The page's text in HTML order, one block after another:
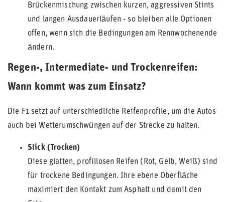
Brückenmischung zwischen kurzen, aggressiven Stints
und langen Ausdauerläufen - so bleiben alle Optionen
offen, wenn sich die Bedingungen am Rennwochenende
ändern.
Regen-, Intermediate- und Trockenreifen:
Wann kommt was zum Einsatz?
Die F1 setzt auf unterschiedliche Reifenprofile, um die Autos
auch bei Wetterumschwüngen auf der Strecke zu halten.
Slick (Trocken)
Diese glatten, profillosen Reifen (Rot, Gelb, Weiß) sind
für trockene Bedingungen. Ihre ebene Oberfläche
maximiert den Kontakt zum Asphalt und damit den